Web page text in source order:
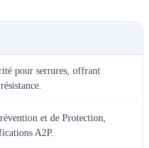
pour serrures, offrant
et de Protection,
A2P.